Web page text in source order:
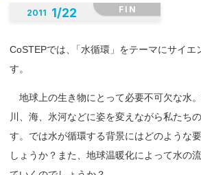
FIN
2011 1/22
CoSTEPでは
「水循環」をテーマにサイ
す。
地球上の生き物にとって必要不可欠な水
川、海、氷河などに姿を変えながら私たち
す。では水が循環する背景にはどのような
しょうか？また、地球温暖化によって水の